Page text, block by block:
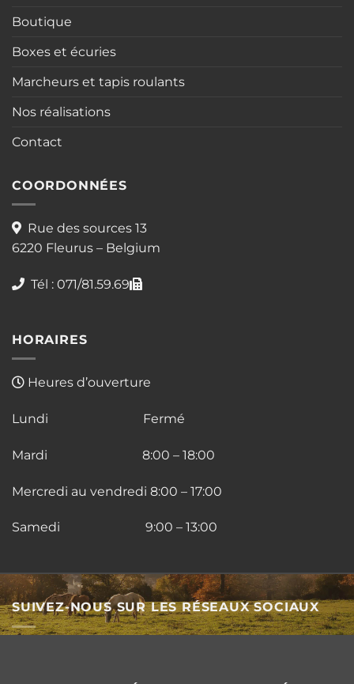
Boutique
Boxes et écuries
Marcheurs et tapis roulants
Nos réalisations
Contact
COORDONNÉES
Rue des sources 13
6220 Fleurus – Belgium
Tél : 071/81.59.69
HORAIRES
Heures d’ouverture
Lundi Fermé
Mardi 8:00 – 18:00
Mercredi au vendredi 8:00 – 17:00
Samedi 9:00 – 13:00
SUIVEZ-NOUS SUR LES RÉSEAUX SOCIAUX